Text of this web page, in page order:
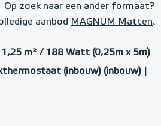
Op zoek naar een ander formaat?
aanbod MAGNUM Matten.
m² / 188 Watt (0,25m x 5m)
(inbouw) (inbouw) |